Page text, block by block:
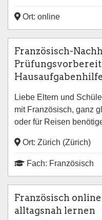
Ort: online
Französisch-
Liebe Eltern und
mit Französisch, ganz
oder für Reisen
Ort: Zürich (Zürich)
Fach: Französisch
Französisch
alltagsnah lernen